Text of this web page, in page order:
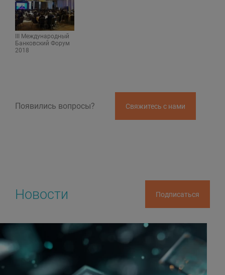
III Международный
Банковский Форум
2018
Появились вопросы? Свяжитесь с нами
Новости Подписаться